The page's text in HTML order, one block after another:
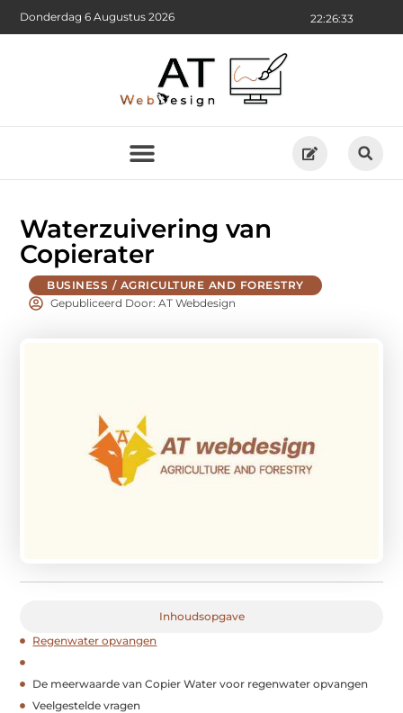
22:26:34
Donderdag 6 Augustus 2026
Waterzuivering van
Copierater
BUSINESS / AGRICULTURE AND FORESTRY
Gepubliceerd Door: AT Webdesign
Inhoudsopgave
Regenwater opvangen
De meerwaarde van Copier Water voor regenwater opvangen
Veelgestelde vragen